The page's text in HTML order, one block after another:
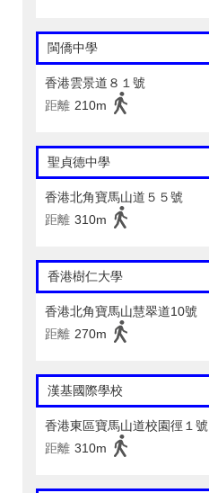
閩僑中學
香港雲景道８１號
距離 210m
聖貞德中學
香港北角寶馬山道５５號
距離 310m
香港樹仁大學
香港北角寶馬山慧翠道10號
距離 270m
漢基國際學校
香港東區寶馬山道校園徑１號
距離 310m